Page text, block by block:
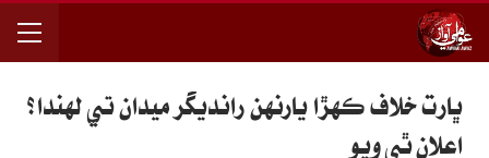
ڀارت خلاف ڪهڙا يارنهن رانديگر ميدان تي لهندا؟
اعلان ٿي ويو